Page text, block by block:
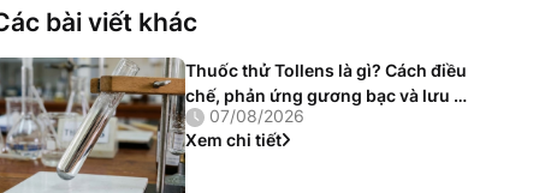
bài viết khác
Thuốc thử Tollens là gì? Cách điều
chế, phản ứng gương bạc và lưu ý
an toàn quan trọng
07/08/2026
Xem chi tiết